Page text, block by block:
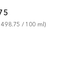
498.75 / 100 ml)